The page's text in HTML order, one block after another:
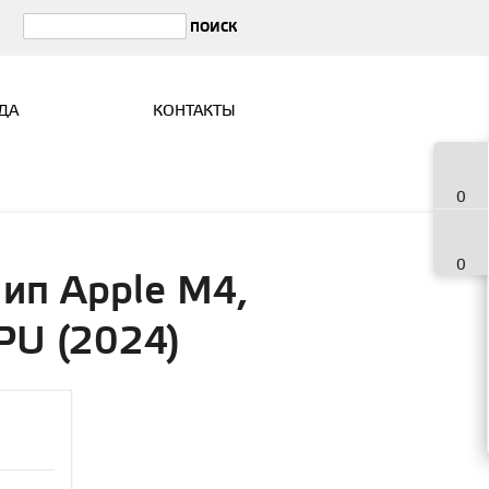
КОНТАКТЫ
0
0
Apple M4,
(2024)